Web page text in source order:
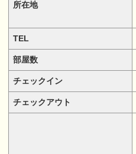
所在地
TEL
部屋数
チェックイン
チェックアウト